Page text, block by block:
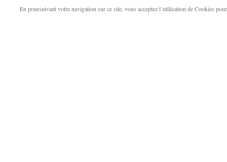
En poursuivant votre navigation sur ce site, vous acceptez l’utilisation de Cookies